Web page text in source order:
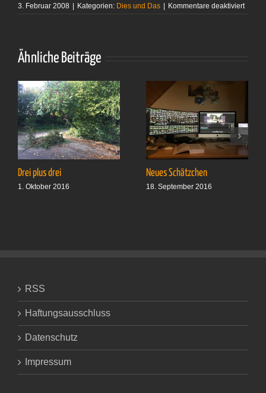
3. Februar 2008 | Kategorien: Dies und Das | Kommentare deaktiviertfür
Ähnliche Beiträge
Drei plus drei
1. Oktober 2016
Neues Schätzchen
18. September 2016
RSS
Haftungsausschluss
Datenschutz
Impressum